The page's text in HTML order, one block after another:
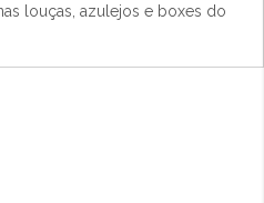
louças, azulejos e boxes do